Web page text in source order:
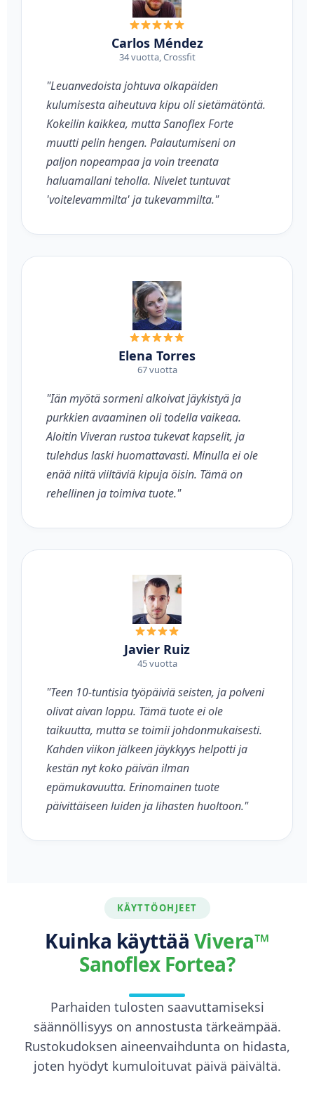
Carlos Méndez
34 vuotta, Crossfit
"Leuanvedoista johtuva olkapäiden
kulumisesta aiheutuva kipu oli sietämätöntä.
Kokeilin kaikkea, mutta Sanoflex Forte
muutti pelin hengen. Palautumiseni on
paljon nopeampaa ja voin treenata
haluamallani teholla. Nivelet tuntuvat
'voitelevammilta' ja tukevammilta."
Elena Torres
67 vuotta
"Iän myötä sormeni alkoivat jäykistyä ja
purkkien avaaminen oli todella vaikeaa.
Aloitin Viveran rustoa tukevat kapselit, ja
tulehdus laski huomattavasti. Minulla ei ole
enää niitä viiltäviä kipuja öisin. Tämä on
rehellinen ja toimiva tuote."
Javier Ruiz
45 vuotta
"Teen 10-tuntisia työpäiviä seisten, ja polveni
olivat aivan loppu. Tämä tuote ei ole
taikuutta, mutta se toimii johdonmukaisesti.
Kahden viikon jälkeen jäykkyys helpotti ja
kestän nyt koko päivän ilman
epämukavuutta. Erinomainen tuote
päivittäiseen luiden ja lihasten huoltoon."
KÄYTTÖOHJEET
Kuinka käyttää Vivera™
Sanoflex Fortea?
Parhaiden tulosten saavuttamiseksi
säännöllisyys on annostusta tärkeämpää.
Rustokudoksen aineenvaihdunta on hidasta,
joten hyödyt kumuloituvat päivä päivältä.